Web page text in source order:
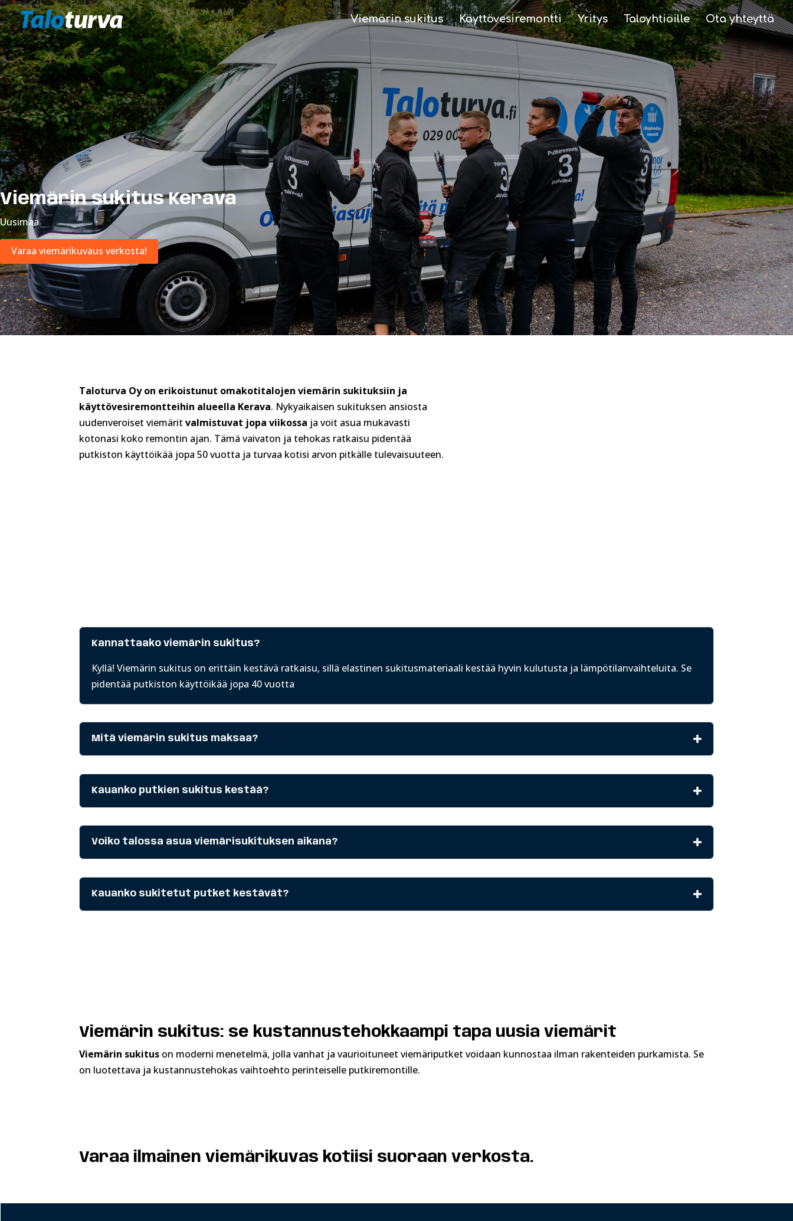
Viemärin sukitus Käyttövesiremontti Yritys Taloyhtiöille Ota yhteyttä
Viemärin sukitus Kerava
Uusimaa
Varaa viemärikuvaus verkosta!
Taloturva Oy on erikoistunut omakotitalojen viemärin sukituksiin ja
käyttövesiremontteihin alueella Kerava. Nykyaikaisen sukituksen ansiosta
uudenveroiset viemäritvalmistuvat jopa viikossa ja voit asua mukavasti
kotonasi koko remontin ajan. Tämä vaivaton ja tehokas ratkaisu pidentää
putkiston käyttöikää jopa 50 vuotta ja turvaa kotisi arvon pitkälle tulevaisuuteen.
Kannattaako viemärin sukitus?
Kyllä! Viemärin sukitus on erittäin kestävä ratkaisu, sillä elastinen sukitusmateriaali kestää hyvin kulutusta ja lämpötilanvaihteluita. Se
pidentää putkiston käyttöikää jopa 40 vuotta
Mitä viemärin sukitus maksaa?
Kauanko putkien sukitus kestää?
Voiko talossa asua viemärisukituksen aikana?
Kauanko sukitetut putket kestävät?
Viemärin sukitus: se kustannustehokkaampi tapa uusia viemärit
Viemärin sukitus on moderni menetelmä, jolla vanhat ja vaurioituneet viemäriputket voidaan kunnostaa ilman rakenteiden purkamista. Se
on luotettava ja kustannustehokas vaihtoehto perinteiselle putkiremontille.
Varaa ilmainen viemärikuvas kotiisi suoraan verkosta.